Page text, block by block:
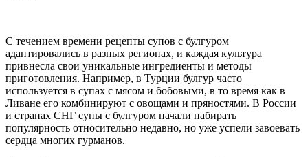
С течением времени рецепты супов с булгуром
адаптировались в разных регионах, и каждая культура
привнесла свои уникальные ингредиенты и методы
приготовления. Например, в Турции булгур часто
используется в супах с мясом и бобовыми, в то время как в
Ливане его комбинируют с овощами и пряностями. В России
и странах СНГ супы с булгуром начали набирать
популярность относительно недавно, но уже успели завоевать
сердца многих гурманов.